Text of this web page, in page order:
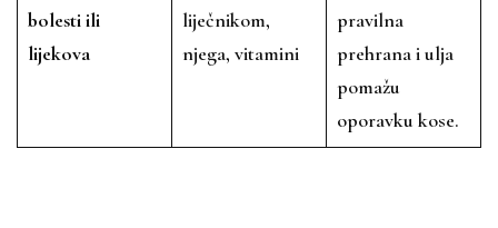
bolesti ili
lijekova
liječnikom,
njega, vitamini
pravilna
prehrana i ulja
pomažu
oporavku kose.